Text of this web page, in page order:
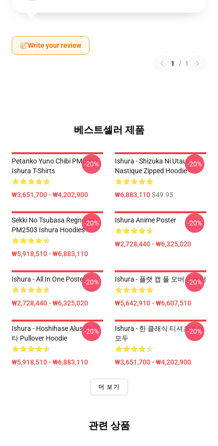
Write your review
1 / 1
베스트셀러 제품
Petanko Yuno Chibi PM2503
Ishura T-Shirts
₩3,651,700 - ₩4,202,900
-20%
Ishura - Shizuka Ni Utau
Nastique Zipped Hoodie
₩6,883,110$49.95
-20%
Sekki No Tsubasa Regnejee
PM2503 Ishura Hoodies
₩5,918,510 - ₩6,883,110
-20% Ishura Anime Poster
₩2,728,440 - ₩6,325,020
-20%
Ishura - All In One Poster
₩2,728,440 - ₩6,325,020
-20% Ishura - 플랫 캡 풀 오버 스웨터
₩5,642,910 - ₩6,607,510
-20%
Ishura - Hoshihase Alus 및 기
타 Pullover Hoodie
₩5,918,510 - ₩6,883,110
-20%
Ishura - 한 클래식 티셔츠에서
모두
₩3,651,700 - ₩4,202,900
-20%
더 보기
관련 상품